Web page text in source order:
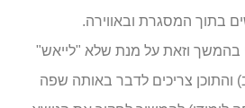
בתוך המסגרת ובאווירה.
בהמשך וזאת על מנת שלא "לייאש"
והתוכן צריכים לדבר באותה שפה